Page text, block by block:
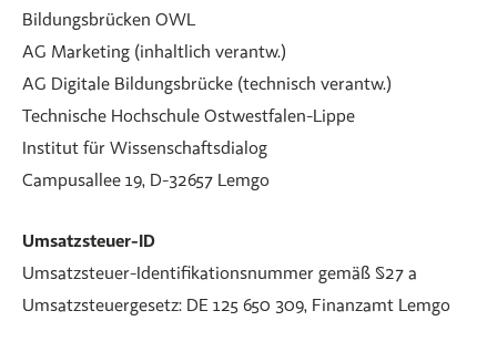
Bildungsbrücken OWL
AG Marketing (inhaltlich verantw.)
AG Digitale Bildungsbrücke (technisch verantw.)
Technische Hochschule Ostwestfalen-Lippe
Institut für Wissenschaftsdialog
Campusallee 19, D-32657 Lemgo
Umsatzsteuer-ID
Umsatzsteuer-Identifikationsnummer gemäß §27 a
Umsatzsteuergesetz: DE 125 650 309, Finanzamt Lemgo